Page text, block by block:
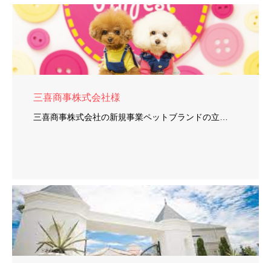
三喜商事株式会社様
三喜商事株式会社の新規事業ペットブランドの立…